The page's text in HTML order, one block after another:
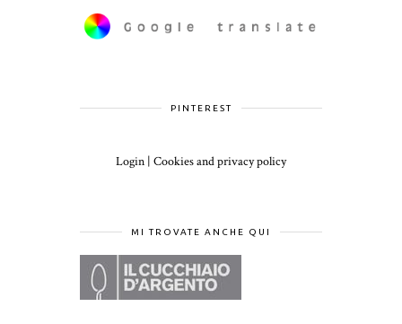
PINTEREST
Login | Cookies and privacy policy
MI TROVATE ANCHE QUI